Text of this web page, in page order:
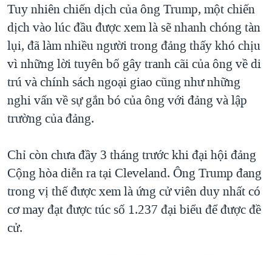
Tuy nhiên chiến dịch của ông Trump, một chiến
dịch vào lúc đầu được xem là sẽ nhanh chóng tàn
lụi, đã làm nhiều người trong đảng thấy khó chịu
vì những lời tuyên bố gây tranh cãi của ông về di
trú và chính sách ngoại giao cũng như những
nghi vấn về sự gắn bó của ông với đảng và lập
trường của đảng.
Chỉ còn chưa đầy 3 tháng trước khi đại hội đảng
Cộng hòa diễn ra tại Cleveland. Ông Trump đang
trong vị thế được xem là ứng cử viên duy nhất có
cơ may đạt được túc số 1.237 đại biểu để được đề
cử.